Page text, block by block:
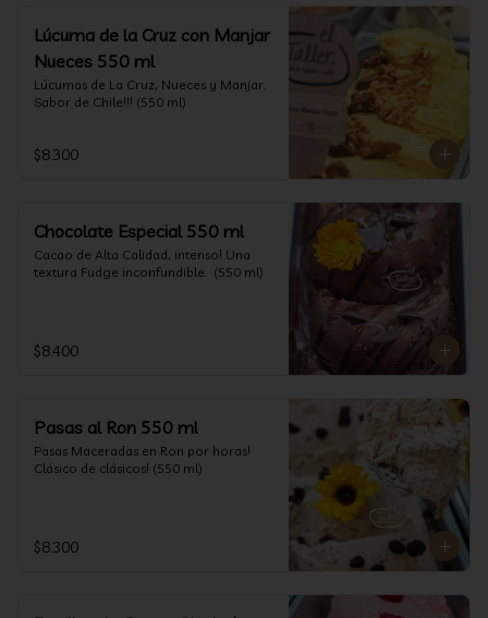
Lúcuma de la Cruz con Manjar
Nueces 550 ml
Lúcumas de La Cruz, Nueces y Manjar.
Sabor de Chile!!! (550 ml)
$8.300
Chocolate Especial 550 ml
Cacao de Alta Calidad, intenso! Una
textura Fudge inconfundible.  (550 ml)
$8.400
Pasas al Ron 550 ml
Pasas Maceradas en Ron por horas!
Clásico de clásicos! (550 ml)
$8.300